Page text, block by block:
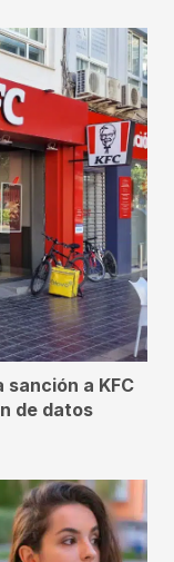
a KFC
de datos